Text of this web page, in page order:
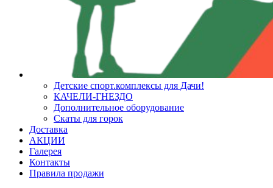
Детские спорт.комплексы для Дачи!
КАЧЕЛИ-ГНЕЗДО
Дополнительное оборудование
Скаты для горок
Доставка
АКЦИИ
Галерея
Контакты
Правила продажи